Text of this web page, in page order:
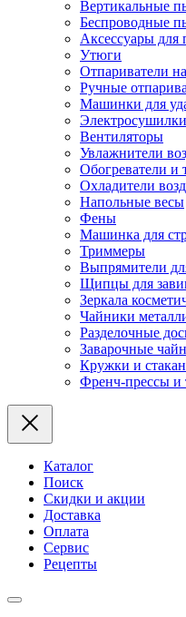
Вертикальные
Беспроводные
Аксессуары для
Утюги
Отпариватели
Ручные
Машинки для
Вентиляторы
Увлажнители
Обогреватели и
Охладители
Напольные весы
Фены
Машинка для
Триммеры
Выпрямители
Щипцы для
Зеркала
Чайники
Разделочные
Заварочные
Кружки и
Френч-прессы и
Каталог
Поиск
Скидки и акции
Доставка
Оплата
Сервис
Рецепты